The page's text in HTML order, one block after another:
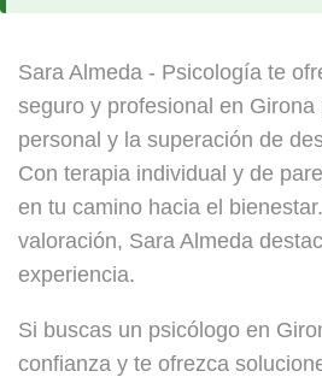
Sara Almeda - Psicología te
seguro y profesional en
personal y la superación de
Con terapia individual y de
en tu camino hacia el
valoración, Sara Almeda
experiencia.
Si buscas un psicólogo en
confianza y te ofrezca